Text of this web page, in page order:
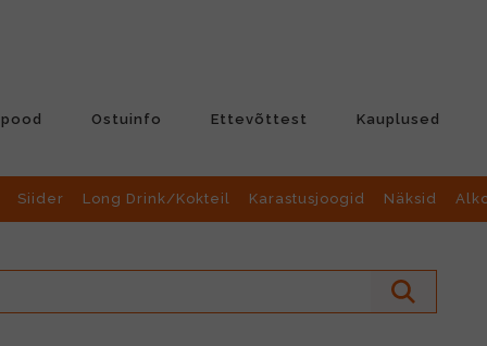
Ostuinfo Ettevõttest Kauplused
Siider Long Drink/Kokteil Karastusjoogid Näksid